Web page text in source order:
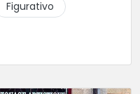
Figurativo